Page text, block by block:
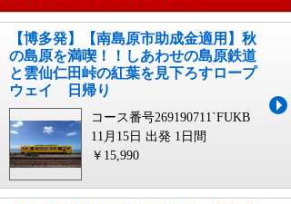
月 日～
月 日
料金が安い順
料金が高い順
【博多発】【南島原市助成金適用】秋
の島原を満喫！！しあわせの島原鉄道
と雲仙仁田峠の紅葉を見下ろすロープ
ウェイ 日帰り
コース番号269190711`FUKB
11月15日 出発 1日間
￥15,990